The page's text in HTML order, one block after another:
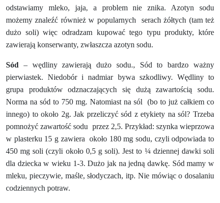
odstawiamy mleko, jaja, a problem nie znika. Azotyn sodu
możemy znaleźć również w popularnych
serach żółtych (tam też
dużo soli) więc odradzam kupować tego typu produkty, które
zawierają konserwanty, zwłaszcza azotyn sodu.
Sód – wędliny zawierają dużo sodu., Sód to bardzo ważny
pierwiastek. Niedobór i nadmiar bywa szkodliwy. Wędliny to
grupa produktów odznaczających się dużą zawartością sodu.
Norma na sód to 750 mg. Natomiast na sól
(bo to już całkiem co
innego) to około 2g. Jak przeliczyć sód z etykiety na sól? Trzeba
pomnożyć zawartość sodu przez 2,5. Przykład: szynka wieprzowa
w plasterku 15 g zawiera około 180 mg sodu, czyli odpowiada to
450 mg soli (czyli około 0,5 g soli). Jest to ¼ dziennej dawki soli
dla dziecka w wieku 1-3. Dużo jak na jedną dawkę. Sód mamy w
mleku, pieczywie, maśle, słodyczach, itp. Nie mówiąc o dosalaniu
codziennych potraw.